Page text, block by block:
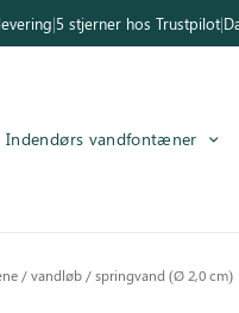
|5 stjerner hos Trustpilot|
Indendørs vandfontæner
/ vandløb / springvand (Ø 2,0 cm)